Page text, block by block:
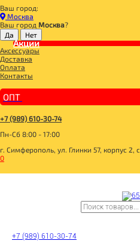
Ваш город:
Москва
Ваш город Москва?
Акции
Аксессуары
Доставка
Оплата
Контакты
ОПТ
+7 (989) 610-30-74
Пн-Сб 8:00 - 17:00
г. Симферополь, ул. Глинки 57, корпус 2,
0
+7 (989) 610-30-74
Главная
ДЛЯ ЗДОРОВОГО ПИТАНИЯ
ПОЛЕЗНЫЙ ЗАВТРАК
МЮСЛИ, ХЛОПЬЯ
Мюсли без добавления сахара